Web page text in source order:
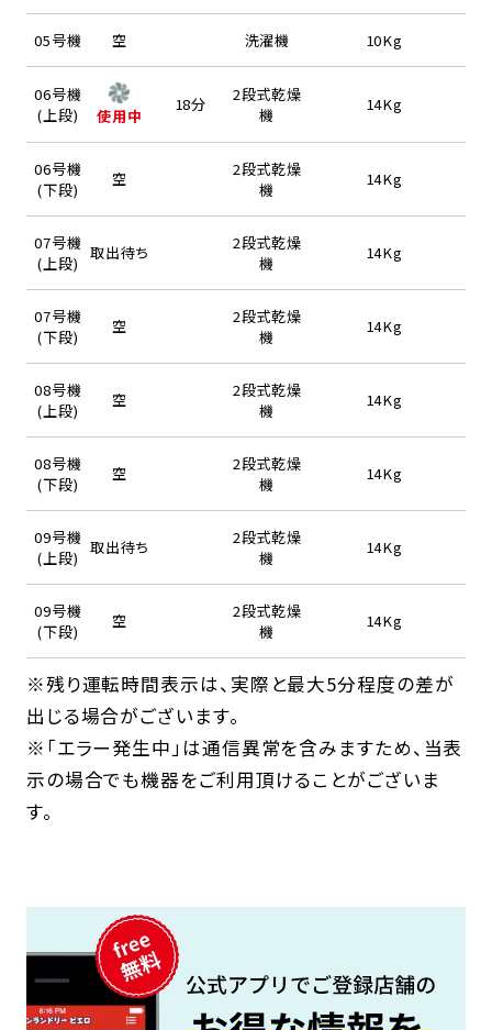
05号機 空 洗濯機 10Kg
06号機
(上段)
使用中
18分
2段式乾燥
機
14Kg
06号機
(下段)
空
2段式乾燥
機
14Kg
07号機
(上段)
取出待ち
2段式乾燥
機
14Kg
07号機
(下段)
空
2段式乾燥
機
14Kg
08号機
(上段)
空
2段式乾燥
機
14Kg
08号機
(下段)
空
2段式乾燥
機
14Kg
09号機
(上段)
取出待ち
2段式乾燥
機
14Kg
09号機
(下段)
空
2段式乾燥
機
14Kg
※残り運転時間表示は、実際と最大5分程度の差が
出じる場合がございます。
※「エラー発生中」は通信異常を含みますため、当表
示の場合でも機器をご利用頂けることがございま
す。